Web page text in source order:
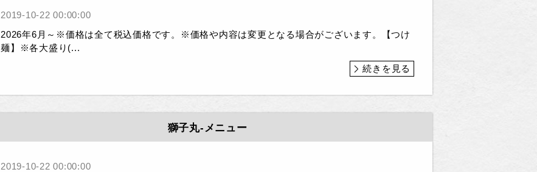
2019-10-22 00:00:00
2026年6月～※価格は全て税込価格です。※価格や内容は変更となる場合がございます。【つけ
麺】※各大盛り(...
続きを見る
獅子丸-メニュー
2019-10-22 00:00:00